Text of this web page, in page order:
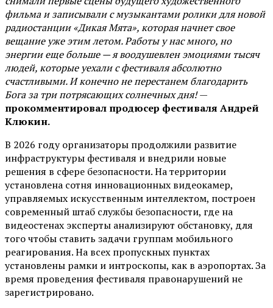
фильма и записывали с музыкантами ролики для новой
радиостанции «Дикая Мята», которая начнет свое
вещание уже этим летом. Работы у нас много, но
энергии еще больше — я воодушевлен эмоциями тысяч
людей, которые уехали с фестиваля абсолютно
счастливыми. И конечно не перестанем благодарить
Бога за три потрясающих солнечных дня!—
прокомментировал продюсер фестиваля Андрей
Клюкин.
В 2026 году организаторы продолжили развитие
инфраструктуры фестиваля и внедрили новые
решения в сфере безопасности. На территории
установлена сотня инновационных видеокамер,
управляемых искусственным интеллектом, построен
современный штаб службы безопасности, где на
видеостенах эксперты анализируют обстановку, для
того чтобы ставить задачи группам мобильного
реагирования. На всех пропускных пунктах
установлены рамки и интроскопы, как в аэропортах. За
время проведения фестиваля правонарушений не
зарегистрировано.